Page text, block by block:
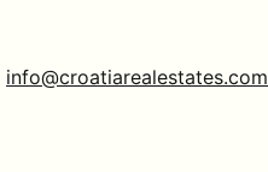
info@croatiarealestates.com